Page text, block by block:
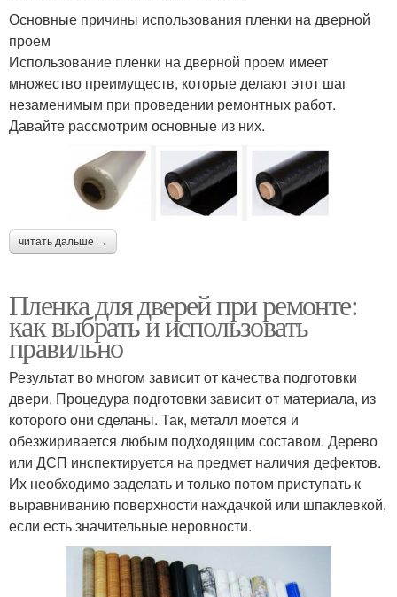
Основные причины использования пленки на дверной
проем
Использование пленки на дверной проем имеет
множество преимуществ, которые делают этот шаг
незаменимым при проведении ремонтных работ.
Давайте рассмотрим основные из них.
читать дальше →
Пленка для дверей при ремонте:
как выбрать и использовать
правильно
Результат во многом зависит от качества подготовки
двери. Процедура подготовки зависит от материала, из
которого они сделаны. Так, металл моется и
обезжиривается любым подходящим составом. Дерево
или ДСП инспектируется на предмет наличия дефектов.
Их необходимо заделать и только потом приступать к
выравниванию поверхности наждачкой или шпаклевкой,
если есть значительные неровности.